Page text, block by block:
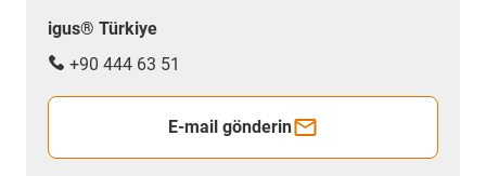
igus® Türkiye
+90 444 63 51
E-mail gönderin